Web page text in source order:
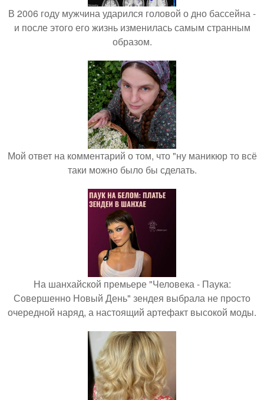
В 2006 году мужчина ударился головой о дно бассейна -
и после этого его жизнь изменилась самым странным
образом.
Мой ответ на комментарий о том, что "ну маникюр то всё
таки можно было бы сделать.
На шанхайской премьере "Человека - Паука:
Совершенно Новый День" зендея выбрала не просто
очередной наряд, а настоящий артефакт высокой моды.